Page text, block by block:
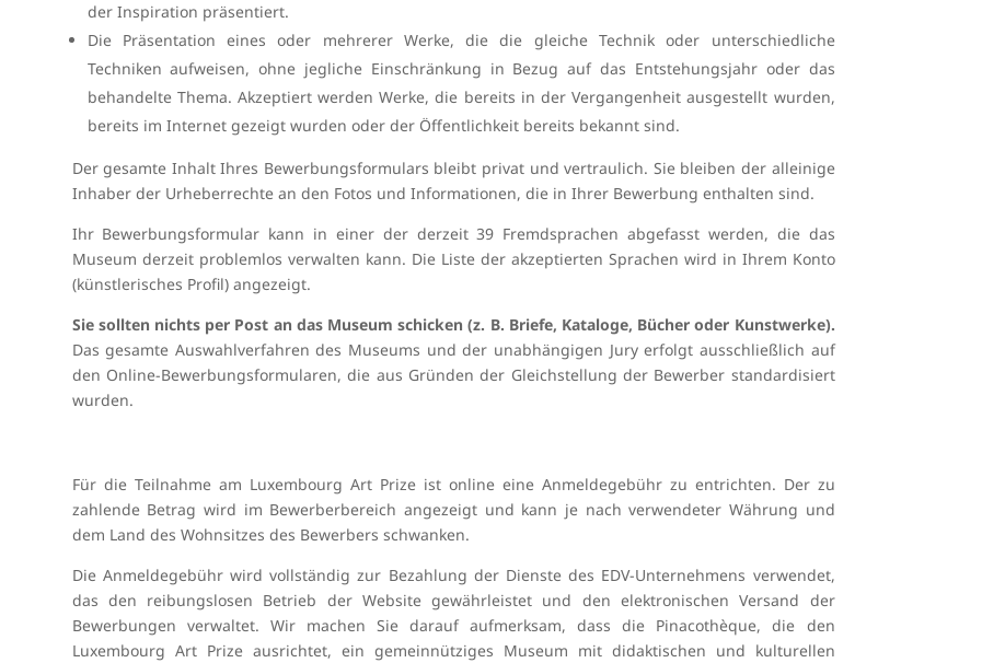
der Inspiration präsentiert.
Die Präsentation eines oder mehrerer Werke, die die gleiche Technik oder unterschiedliche
Techniken aufweisen, ohne jegliche Einschränkung in Bezug auf das Entstehungsjahr oder das
behandelte Thema. Akzeptiert werden Werke, die bereits in der Vergangenheit ausgestellt wurden,
bereits im Internet gezeigt wurden oder der Öffentlichkeit bereits bekannt sind.
Der gesamte Inhalt Ihres Bewerbungsformulars bleibt privat und vertraulich. Sie bleiben der alleinige
Inhaber der Urheberrechte an den Fotos und Informationen, die in Ihrer Bewerbung enthalten sind.
Ihr Bewerbungsformular kann in einer der derzeit 39 Fremdsprachen abgefasst werden, die das
Museum derzeit problemlos verwalten kann. Die Liste der akzeptierten Sprachen wird in Ihrem Konto
(künstlerisches Profil) angezeigt.
Sie sollten nichts per Post an das Museum schicken (z. B. Briefe, Kataloge, Bücher oder Kunstwerke).
Das gesamte Auswahlverfahren des Museums und der unabhängigen Jury erfolgt ausschließlich auf
den Online-Bewerbungsformularen, die aus Gründen der Gleichstellung der Bewerber standardisiert
wurden.
Für die Teilnahme am Luxembourg Art Prize ist online eine Anmeldegebühr zu entrichten. Der zu
zahlende Betrag wird im Bewerberbereich angezeigt und kann je nach verwendeter Währung und
dem Land des Wohnsitzes des Bewerbers schwanken.
Die Anmeldegebühr wird vollständig zur Bezahlung der Dienste des EDV-Unternehmens verwendet,
das den reibungslosen Betrieb der Website gewährleistet und den elektronischen Versand der
Bewerbungen verwaltet. Wir machen Sie darauf aufmerksam, dass die Pinacothèque, die den
Luxembourg Art Prize ausrichtet, ein gemeinnütziges Museum mit didaktischen und kulturellen